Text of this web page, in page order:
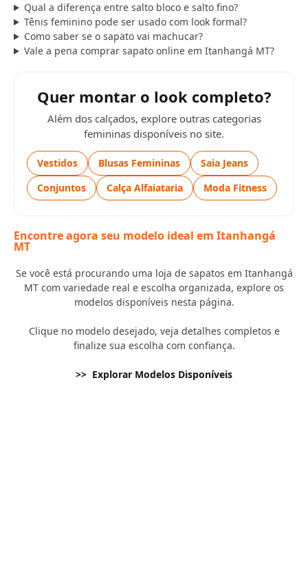
Qual a diferença entre salto bloco e salto fino?
Tênis feminino pode ser usado com look formal?
Como saber se o sapato vai machucar?
Vale a pena comprar sapato online em Itanhangá MT?
Quer montar o look completo?
Além dos calçados, explore outras categorias
femininas disponíveis no site.
Vestidos Blusas Femininas
Saia Jeans
Conjuntos
Calça Alfaiataria Moda Fitness
Encontre agora seu modelo ideal em Itanhangá
MT
Se você está procurando uma loja de sapatos em Itanhangá
MT com variedade real e escolha organizada, explore os
modelos disponíveis nesta página.
Clique no modelo desejado, veja detalhes completos e
finalize sua escolha com confiança.
>> Explorar Modelos Disponíveis